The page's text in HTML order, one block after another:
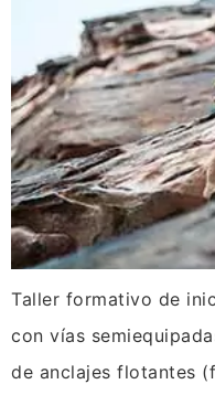
Taller formativo de
con vías
de anclajes flotantes